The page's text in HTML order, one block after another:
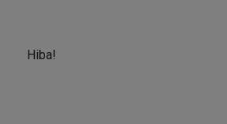
Hiba!